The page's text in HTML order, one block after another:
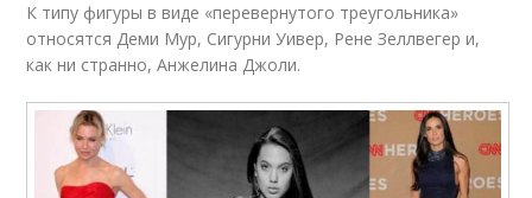
К типу фигуры в виде «перевернутого треугольника»
относятся Деми Мур, Сигурни Уивер, Рене Зеллвегер и,
как ни странно, Анжелина Джоли.